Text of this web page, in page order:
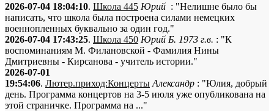
2026-07-04 18:04:10. Школа 445 Юрий : "Нелишне было бы
написать, что школа была построена силами немецких
военнопленных буквально за один год."
2026-07-04 17:43:25. Школа 450 Юрий Б. 1973 г.в. : "К
воспоминаниям М. Филановской - Фамилия Нины
Дмитриевны - Кирсанова - учитель истории."
2026-07-01
19:54:06. Лютер.приход:Концерты Александр : "Юлия, добрый
день. Программа концертов на 3-5 июля уже опубликована на
этой страничке. Программа на ..."